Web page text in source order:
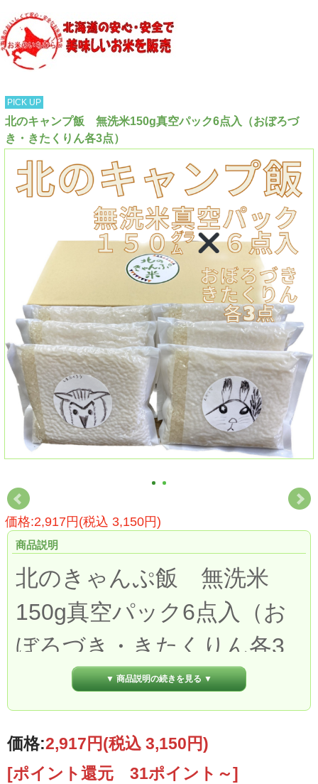
PICK UP
北のキャンプ飯 無洗米150g真空パック6点入（おぼろづ
き・きたくりん各3点）
価格:2,917円(税込 3,150円)
商品説明
北のきゃんぷ飯 無洗米
150g真空パック6点入（お
ぼろづき・きたくりん各3
点）
▼ 商品説明の続きを見る ▼
価格:2,917円(税込 3,150円)
[ポイント還元 31ポイント～]